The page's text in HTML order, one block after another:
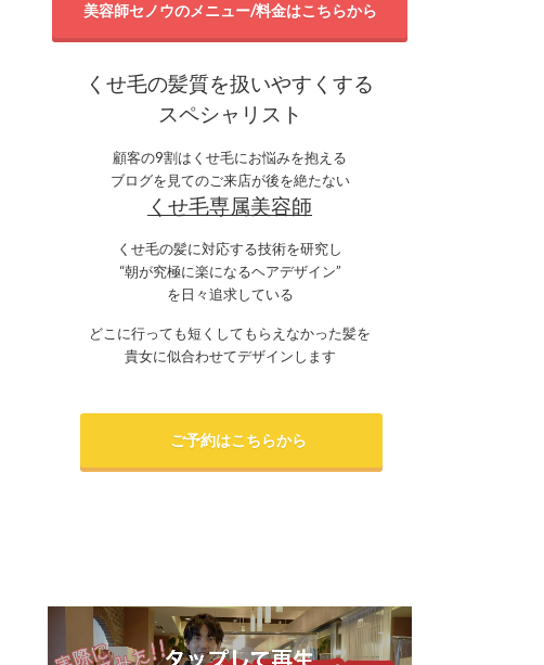
美容師セノウのメニュー/料金はこちらから
くせ毛の髪質を扱いやすくする
スペシャリスト
顧客の9割はくせ毛にお悩みを抱える
ブログを見てのご来店が後を絶たない
くせ毛専属美容師
くせ毛の髪に対応する技術を研究し
“朝が究極に楽になるヘアデザイン”
を日々追求している
どこに行っても短くしてもらえなかった髪を
貴女に似合わせてデザインします
ご予約はこちらから